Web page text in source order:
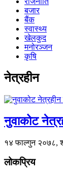
बजार
बैंक
स्वास्थ्य
खेलकुद
मनोरञ्जन
कृषि
नेत्रहीन
नुवाकोट
१४ फाल्गुन २०७८,
लोकप्रिय